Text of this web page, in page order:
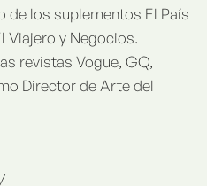
de los suplementos El País
Viajero y Negocios.
revistas Vogue, GQ,
Director de Arte del